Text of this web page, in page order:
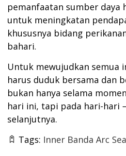
pemanfaatan sumber daya
untuk meningkatan
khususnya bidang
bahari.
Untuk mewujudkan semua
harus duduk bersama dan
bukan hanya selama
hari ini, tapi pada hari-hari
selanjutnya.
Tags: Inner Banda Arc